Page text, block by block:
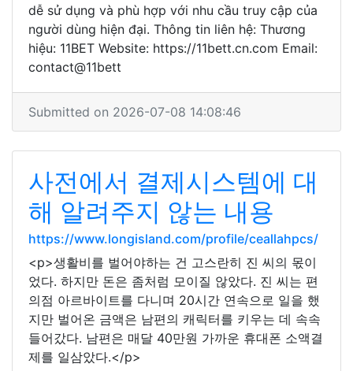
dễ sử dụng và phù hợp với nhu cầu truy cập của
người dùng hiện đại. Thông tin liên hệ: Thương
hiệu: 11BET Website: https://11bett.cn.com Email:
contact@11bett
Submitted on 2026-07-08 14:08:46
사전에서 결제시스템에 대
해 알려주지 않는 내용
https://www.longisland.com/profile/ceallahpcs/
<p>생활비를 벌어야하는 건 고스란히 진 씨의 몫이
었다. 하지만 돈은 좀처럼 모이질 않았다. 진 씨는 편
의점 아르바이트를 다니며 20시간 연속으로 일을 했
지만 벌어온 금액은 남편의 캐릭터를 키우는 데 속속
들어갔다. 남편은 매달 40만원 가까운 휴대폰 소액결
제를 일삼았다.</p>